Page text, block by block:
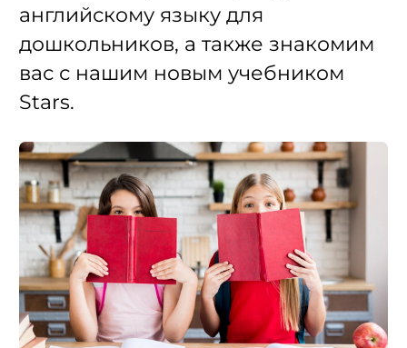
английскому языку для
дошкольников, а также знакомим
вас с нашим новым учебником
Stars.